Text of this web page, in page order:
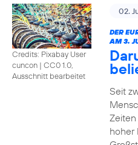
Credits: Pixabay User
cuncon | CC0 1.0,
Ausschnitt bearbeitet
02.
DER
AM 3.
Seit
Zeiten
hoher